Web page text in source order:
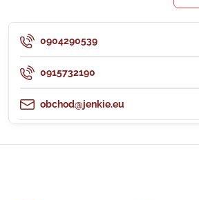
0904290539
0915732190
obchod@jenkie.eu